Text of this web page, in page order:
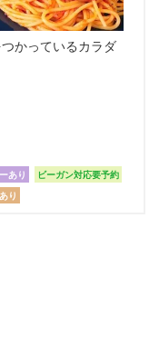
かっているカラダ
あり
ビーガン対応要予約
り